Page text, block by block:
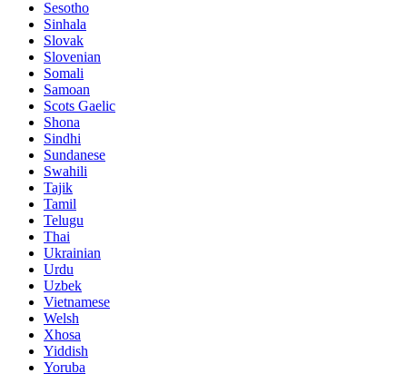
Sesotho
Sinhala
Slovak
Slovenian
Somali
Samoan
Scots Gaelic
Shona
Sindhi
Sundanese
Swahili
Tajik
Tamil
Telugu
Thai
Ukrainian
Urdu
Uzbek
Vietnamese
Welsh
Xhosa
Yiddish
Yoruba